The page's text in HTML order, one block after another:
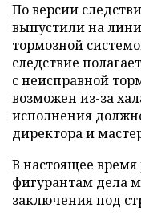
По версии
выпустили на
тормозной
следствие
с неисправной
возможен из-за
исполнения
директора и
В настоящее
фигурантам дела
заключения под